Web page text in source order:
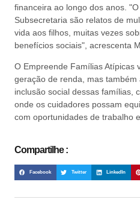
financeira ao longo dos anos.
Subsecretaria são relatos de
vida aos filhos, muitas vezes
benefícios sociais", acrescenta
O Empreende Famílias Atípicas
geração de renda, mas
inclusão social dessas famílias,
onde os cuidadores possam
com oportunidades de trabalho
Compartilhe :
Facebook Twitter LinkedIn